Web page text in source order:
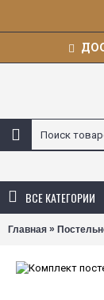
ВСЕ КАТЕГОРИИ
Главная »